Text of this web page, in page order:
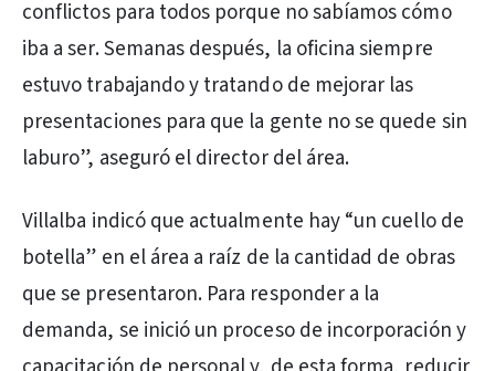
conflictos para todos porque no sabíamos cómo
iba a ser. Semanas después, la oficina siempre
estuvo trabajando y tratando de mejorar las
presentaciones para que la gente no se quede sin
laburo”, aseguró el director del área.
Villalba indicó que actualmente hay “un cuello de
botella” en el área a raíz de la cantidad de obras
que se presentaron. Para responder a la
demanda, se inició un proceso de incorporación y